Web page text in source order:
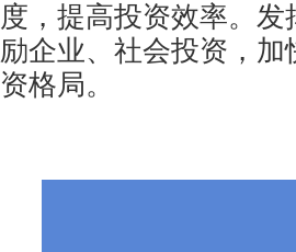
度，提高投资效率。
励企业、社会投资，加
资格局。